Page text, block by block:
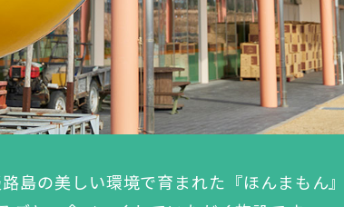
島の美しい環境で育まれた 『ほんまもん